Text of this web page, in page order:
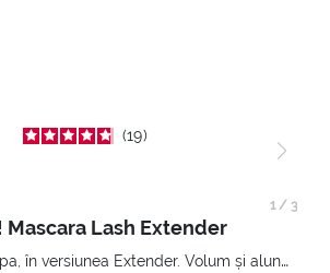
19
Mascara Lash Extender
Rimelul de la Pupa, în versiunea Extender. Volum și alungire 3D. Gene amplificate și ridicate la infinit.
1/ 3